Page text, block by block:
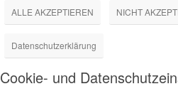
ALLE AKZEPTIEREN NICHT
Datenschutzerklärung
Cookie- und